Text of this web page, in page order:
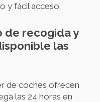
y fácil acceso.
de recogida y
las
de coches ofrecen
las 24 horas en